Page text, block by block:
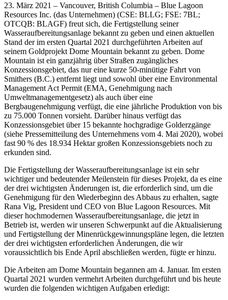
23. März 2021 – Vancouver, British Columbia – Blue Lagoon
Resources Inc. (das Unternehmen) (CSE: BLLG; FSE: 7BL;
OTCQB: BLAGF) freut sich, die Fertigstellung seiner
Wasseraufbereitungsanlage bekannt zu geben und einen aktuellen
Stand der im ersten Quartal 2021 durchgeführten Arbeiten auf
seinem Goldprojekt Dome Mountain bekannt zu geben. Dome
Mountain ist ein ganzjährig über Straßen zugängliches
Konzessionsgebiet, das nur eine kurze 50-minütige Fahrt von
Smithers (B.C.) entfernt liegt und sowohl über eine Environmental
Management Act Permit (EMA, Genehmigung nach
Umweltmanagementgesetz) als auch über eine
Bergbaugenehmigung verfügt, die eine jährliche Produktion von bis
zu 75.000 Tonnen vorsieht. Darüber hinaus verfügt das
Konzessionsgebiet über 15 bekannte hochgradige Golderzgänge
(siehe Pressemitteilung des Unternehmens vom 4. Mai 2020), wobei
fast 90 % des 18.934 Hektar großen Konzessionsgebiets noch zu
erkunden sind.
Die Fertigstellung der Wasseraufbereitungsanlage ist ein sehr
wichtiger und bedeutender Meilenstein für dieses Projekt, da es eine
der drei wichtigsten Änderungen ist, die erforderlich sind, um die
Genehmigung für den Wiederbeginn des Abbaus zu erhalten, sagte
Rana Vig, President und CEO von Blue Lagoon Resources. Mit
dieser hochmodernen Wasseraufbereitungsanlage, die jetzt in
Betrieb ist, werden wir unseren Schwerpunkt auf die Aktualisierung
und Fertigstellung der Minenrückgewinnungspläne legen, die letzten
der drei wichtigsten erforderlichen Änderungen, die wir
voraussichtlich bis Ende April abschließen werden, fügte er hinzu.
Die Arbeiten am Dome Mountain begannen am 4. Januar. Im ersten
Quartal 2021 wurden vermehrt Arbeiten durchgeführt und bis heute
wurden die folgenden wichtigen Aufgaben erledigt: